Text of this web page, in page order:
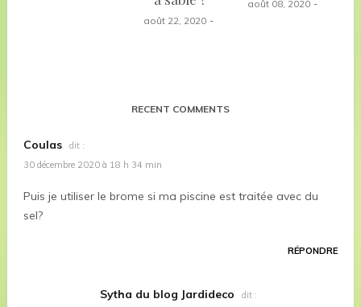
août 22, 2020
août 08, 2020
RECENT COMMENTS
Coulas
dit :
30 décembre 2020 à 18 h 34 min
Puis je utiliser le brome si ma piscine est traitée avec du
sel?
RÉPONDRE
Sytha du blog Jardideco
dit :